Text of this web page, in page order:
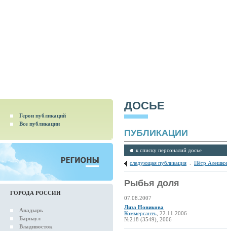
Герои публикаций
Все публикации
ГОРОДА РОССИИ
Анадырь
Барнаул
Владивосток
ДОСЬЕ
ПУБЛИКАЦИИ
к списку персоналий досье
следующая публикация Пётр
Рыбья доля
07.08.2007
Лиза Новикова
Коммерсантъ , 22.11.2006
№218 (3549), 2006